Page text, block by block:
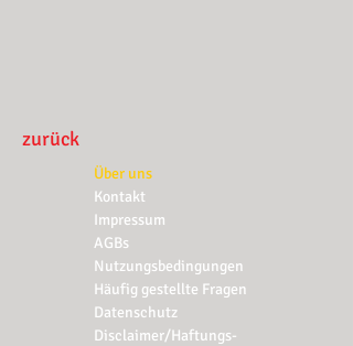
zurück
Über uns
Kontakt
Impressum
AGBs
Nutzungsbedingungen
Häufig gestellte Fragen
Datenschutz
Disclaimer/Haftungs-